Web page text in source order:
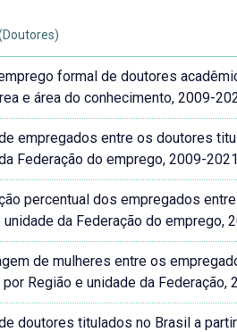
formal de doutores
e área do conhecimento, 2009-
empregados entre os doutores
Federação do emprego, 2009-2021
percentual dos empregados
unidade da Federação do emprego,
de mulheres entre os
Região e unidade da Federação,
doutores titulados no Brasil a